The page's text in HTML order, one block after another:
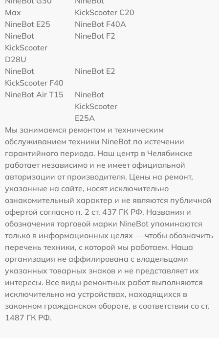
Max
KickScooter C20
NineBot E25
NineBot F40A
NineBot
KickScooter
D28U
NineBot F2
NineBot
KickScooter F40
NineBot E2
NineBot Air T15
NineBot
KickScooter
E25A
Мы занимаемся ремонтом и техническим
обслуживанием техники NineBot по истечении
гарантийного периода. Наш центр в Челябинске
работает независимо и не имеет официальной
авторизации от производителя. Цены на ремонт,
указанные на сайте, носят исключительно
ознакомительный характер и не являются публичной
офертой согласно п. 2 ст. 437 ГК РФ. Названия и
обозначения торговой марки NineBot упоминаются
только в информационных целях — чтобы обозначить
перечень техники, с которой мы работаем. Наша
организация не аффилирована с владельцами
указанных товарных знаков и не представляет их
интересы. Все виды ремонтных работ выполняются
исключительно на устройствах, находящихся в
законном гражданском обороте, в соответствии со ст.
1487 ГК РФ.